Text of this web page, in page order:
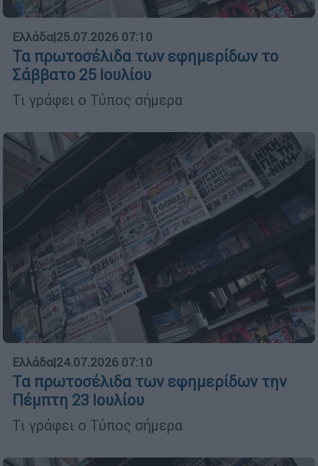
Ελλάδα|25.07.2026 07:10
Τα πρωτοσέλιδα των εφημερίδων το
Σάββατο 25 Ιουλίου
Τι γράφει ο Τύπος σήμερα
Ελλάδα|24.07.2026 07:10
Τα πρωτοσέλιδα των εφημερίδων την
Πέμπτη 23 Ιουλίου
Τι γράφει ο Τύπος σήμερα